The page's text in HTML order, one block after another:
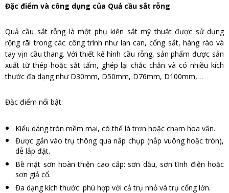
Đặc điểm và công dụng của Quả cầu sắt rỗng
Quả cầu sắt rỗng là một phụ kiện sắt mỹ thuật được sử dụng
rộng rãi trong các công trình như lan can, cổng sắt, hàng rào và
tay vịn cầu thang. Với thiết kế hình cầu rỗng, sản phẩm được sản
xuất từ thép hoặc sắt tấm, ghép lại chắc chắn và có nhiều kích
thước đa dạng như D30mm, D50mm, D76mm, D100mm,…
Đặc điểm nổi bật:
Kiểu dáng tròn mềm mại, có thể là trơn hoặc chạm hoa văn.
Được gắn vào trụ thông qua nắp chụp (nắp vuông hoặc tròn),
dễ lắp đặt.
Bề mặt sơn hoàn thiện cao cấp: sơn dầu, sơn tĩnh điện hoặc
sơn giả cổ.
Đa dạng kích thước: phù hợp với cả trụ nhỏ và trụ cổng lớn.